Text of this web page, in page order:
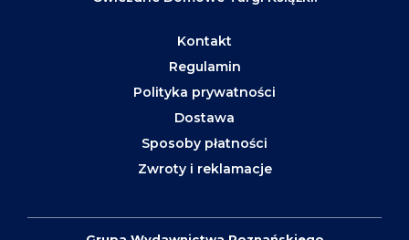
Kontakt
Regulamin
Polityka prywatności
Dostawa
Sposoby płatności
Zwroty i reklamacje